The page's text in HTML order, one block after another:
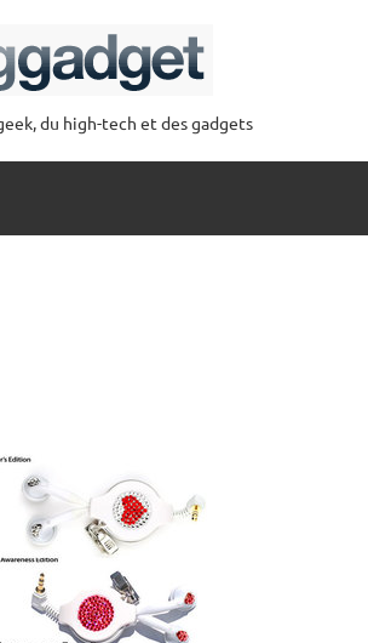
du high-tech et des gadgets